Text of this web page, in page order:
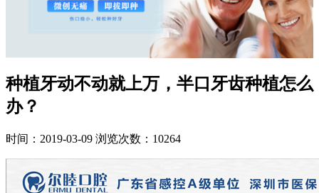
种植牙动不动就上万，半口牙齿种植怎么
办？
时间：2019-03-09 浏览次数：10264